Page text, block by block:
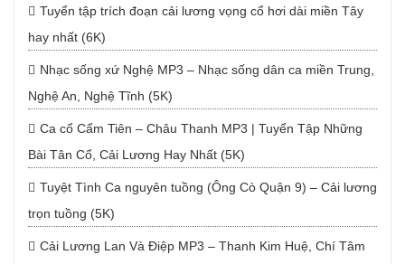
Tuyển tập trích đoạn cải lương vọng cổ hơi dài miền Tây
hay nhất (6K)
Nhạc sống xứ Nghệ MP3 – Nhạc sống dân ca miền Trung,
Nghệ An, Nghệ Tĩnh (5K)
Ca cổ Cẩm Tiên – Châu Thanh MP3 | Tuyển Tập Những
Bài Tân Cổ, Cải Lương Hay Nhất (5K)
Tuyệt Tình Ca nguyên tuồng (Ông Cò Quận 9) – Cải lương
trọn tuồng (5K)
Cải Lương Lan Và Điệp MP3 – Thanh Kim Huệ, Chí Tâm